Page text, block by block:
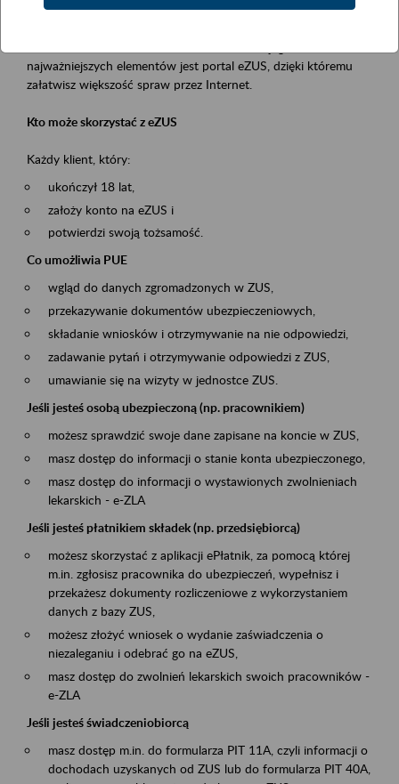
Platforma Usług Elektronicznych ZUS eZUS
najważniejszych elementów jest portal eZUS, dzięki któremu
załatwisz większość spraw przez Internet.
Kto może skorzystać z eZUS
Każdy klient, który:
ukończył 18 lat,
założy konto na eZUS i
potwierdzi swoją tożsamość.
Co umożliwia PUE
wgląd do danych zgromadzonych w ZUS,
przekazywanie dokumentów ubezpieczeniowych,
składanie wniosków i otrzymywanie na nie odpowiedzi,
zadawanie pytań i otrzymywanie odpowiedzi z ZUS,
umawianie się na wizyty w jednostce ZUS.
Jeśli jesteś osobą ubezpieczoną (np. pracownikiem)
możesz sprawdzić swoje dane zapisane na koncie w ZUS,
masz dostęp do informacji o stanie konta ubezpieczonego,
masz dostęp do informacji o wystawionych zwolnieniach
lekarskich - e-ZLA
Jeśli jesteś płatnikiem składek (np. przedsiębiorcą)
możesz skorzystać z aplikacji ePłatnik, za pomocą której
m.in. zgłosisz pracownika do ubezpieczeń, wypełnisz i
przekażesz dokumenty rozliczeniowe z wykorzystaniem
danych z bazy ZUS,
możesz złożyć wniosek o wydanie zaświadczenia o
niezaleganiu i odebrać go na eZUS,
masz dostęp do zwolnień lekarskich swoich pracowników -
e-ZLA
Jeśli jesteś świadczeniobiorcą
masz dostęp m.in. do formularza PIT 11A, czyli informacji o
dochodach uzyskanych od ZUS lub do formularza PIT 40A,